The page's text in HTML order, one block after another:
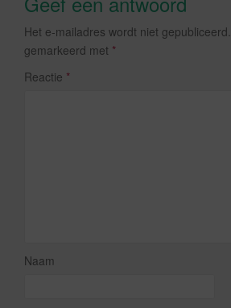
Het e-mailadres wordt niet gepubliceerd.
gemarkeerd met *
Reactie *
Naam